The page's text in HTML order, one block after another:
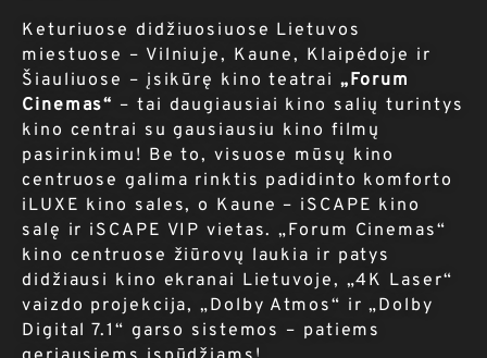
Keturiuose didžiuosiuose Lietuvos
miestuose – Vilniuje, Kaune, Klaipėdoje ir
Šiauliuose – įsikūrę kino teatrai „Forum
Cinemas“ – tai daugiausiai kino salių turintys
kino centrai su gausiausiu kino filmų
pasirinkimu! Be to, visuose mūsų kino
centruose galima rinktis padidinto komforto
iLUXE kino sales, o Kaune – iSCAPE kino
salę ir iSCAPE VIP vietas. „Forum Cinemas“
kino centruose žiūrovų laukia ir patys
didžiausi kino ekranai Lietuvoje, „4K Laser“
vaizdo projekcija, „Dolby Atmos“ ir „Dolby
Digital 7.1“ garso sistemos – patiems